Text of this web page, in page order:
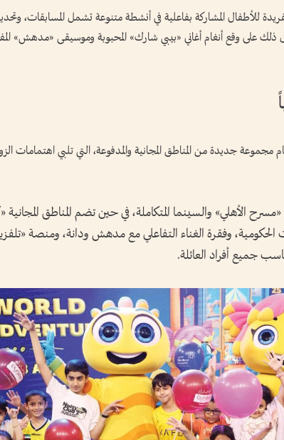
للأطفال المشاركة بفاعلية في أنشطة متنوعة تشمل المسابقات،
على وقع أنغام أغاني «بيبي شارك» المحبوبة وموسيقى «مدهش»
مجموعة جديدة من المناطق المجانية والمدفوعة، التي تلبي اهتمامات
الأهلي» والسينما المتكاملة، في حين تضم المناطق
الحكومية، وفقرة الغناء التفاعلي مع مدهش ودانة، ومنصة
جميع أفراد العائلة.